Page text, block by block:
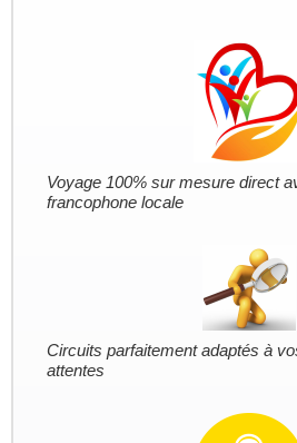
Voyage 100% sur mesure direct
francophone locale
Circuits parfaitement adaptés à
attentes